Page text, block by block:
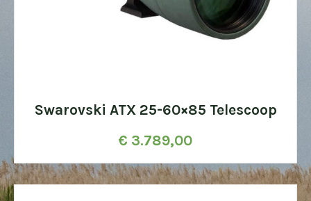
Swarovski ATX 25-60×85 Telescoop
€ 3.789,00